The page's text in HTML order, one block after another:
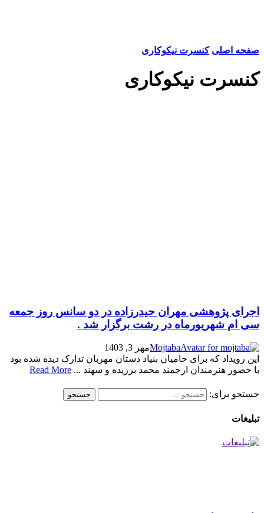
صفحه اصلی کنسرت نیکوکاری
کنسرت نیکوکاری
اجرای پژوهشی مهران حیدرزاده در دو سانس روز جمعه
سی ام شهریورماه در رشت برگزار شد .
Mojtabaمهر 3, 1403
این رویداد که برای حامیان بنیاد دستان مهربان تدارک دیده شده بود
با حضور هنرمندان ارجمند محمد برزیده و سهند ... Read More
جستجو برای:
تبلیغات